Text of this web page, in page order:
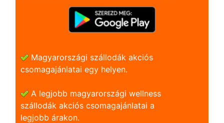
Magyarországi szállodák akciós
csomagajánlatai egy helyen.
A legjobb magyarországi wellness
szállodák akciós csomagajánlatai a
legjobb árakon.